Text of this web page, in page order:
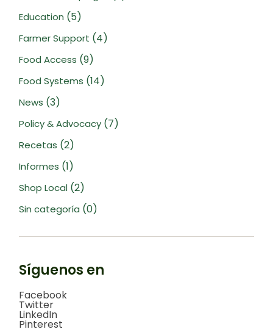
Education (5)
Farmer Support (4)
Food Access (9)
Food Systems (14)
News (3)
Policy & Advocacy (7)
Recetas (2)
Informes (1)
Shop Local (2)
Sin categoría (0)
Síguenos en
Facebook
Twitter
LinkedIn
Pinterest